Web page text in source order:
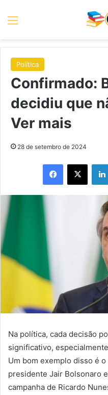
Menu
Política
Confirmado:
decidiu que
Ver mais
28 de setembro de 2024
Facebook
X
Na política, cada decisão
significativo,
Um bom exemplo disso é
presidente Jair Bolsonaro
campanha de Ricardo